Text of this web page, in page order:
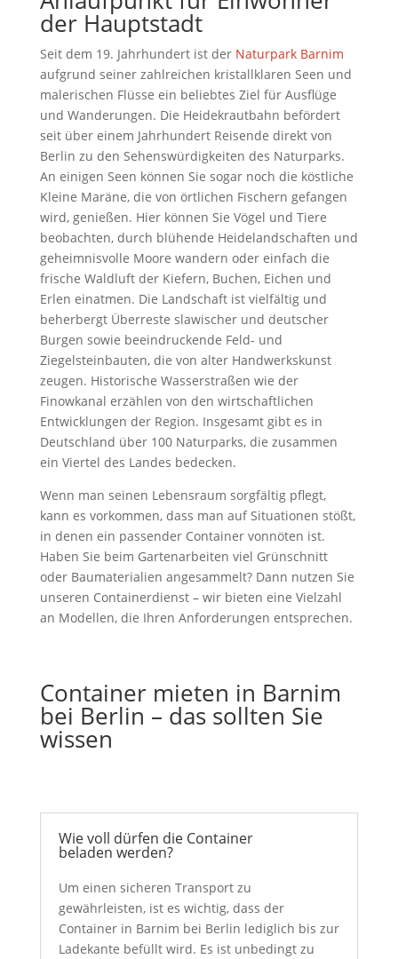
der Hauptstadt
Seit dem 19. Jahrhundert ist der Naturpark Barnim
aufgrund seiner zahlreichen kristallklaren Seen und
malerischen Flüsse ein beliebtes Ziel für Ausflüge
und Wanderungen. Die Heidekrautbahn befördert
seit über einem Jahrhundert Reisende direkt von
Berlin zu den Sehenswürdigkeiten des Naturparks.
An einigen Seen können Sie sogar noch die köstliche
Kleine Maräne, die von örtlichen Fischern gefangen
wird, genießen. Hier können Sie Vögel und Tiere
beobachten, durch blühende Heidelandschaften und
geheimnisvolle Moore wandern oder einfach die
frische Waldluft der Kiefern, Buchen, Eichen und
Erlen einatmen. Die Landschaft ist vielfältig und
beherbergt Überreste slawischer und deutscher
Burgen sowie beeindruckende Feld- und
Ziegelsteinbauten, die von alter Handwerkskunst
zeugen. Historische Wasserstraßen wie der
Finowkanal erzählen von den wirtschaftlichen
Entwicklungen der Region. Insgesamt gibt es in
Deutschland über 100 Naturparks, die zusammen
ein Viertel des Landes bedecken.
Wenn man seinen Lebensraum sorgfältig pflegt,
kann es vorkommen, dass man auf Situationen stößt,
in denen ein passender Container vonnöten ist.
Haben Sie beim Gartenarbeiten viel Grünschnitt
oder Baumaterialien angesammelt? Dann nutzen Sie
unseren Containerdienst – wir bieten eine Vielzahl
an Modellen, die Ihren Anforderungen entsprechen.
Container mieten in Barnim
bei Berlin – das sollten Sie
wissen
Wie voll dürfen die Container
beladen werden?
Um einen sicheren Transport zu
gewährleisten, ist es wichtig, dass der
Container in Barnim bei Berlin lediglich bis zur
Ladekante befüllt wird. Es ist unbedingt zu